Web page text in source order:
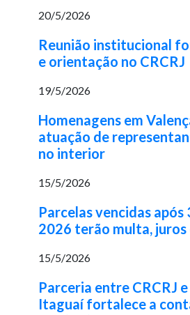
20/5/2026
Reunião institucional
e orientação no CRCRJ
19/5/2026
Homenagens em
atuação de
no interior
15/5/2026
Parcelas vencidas após
2026 terão multa, juros
15/5/2026
Parceria entre CRCRJ
Itaguaí fortalece a